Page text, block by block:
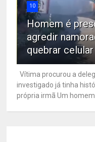
10
Homem é
agredir
quebrar
Vítima procurou a
investigado já tinha
própria irmã Um